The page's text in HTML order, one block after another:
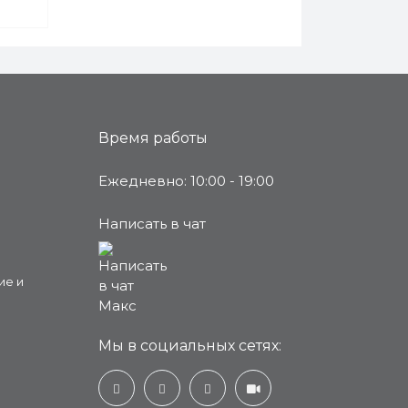
и
Время работы
Ежедневно: 10:00 - 19:00
Написать в чат
Мы в социальных сетях: